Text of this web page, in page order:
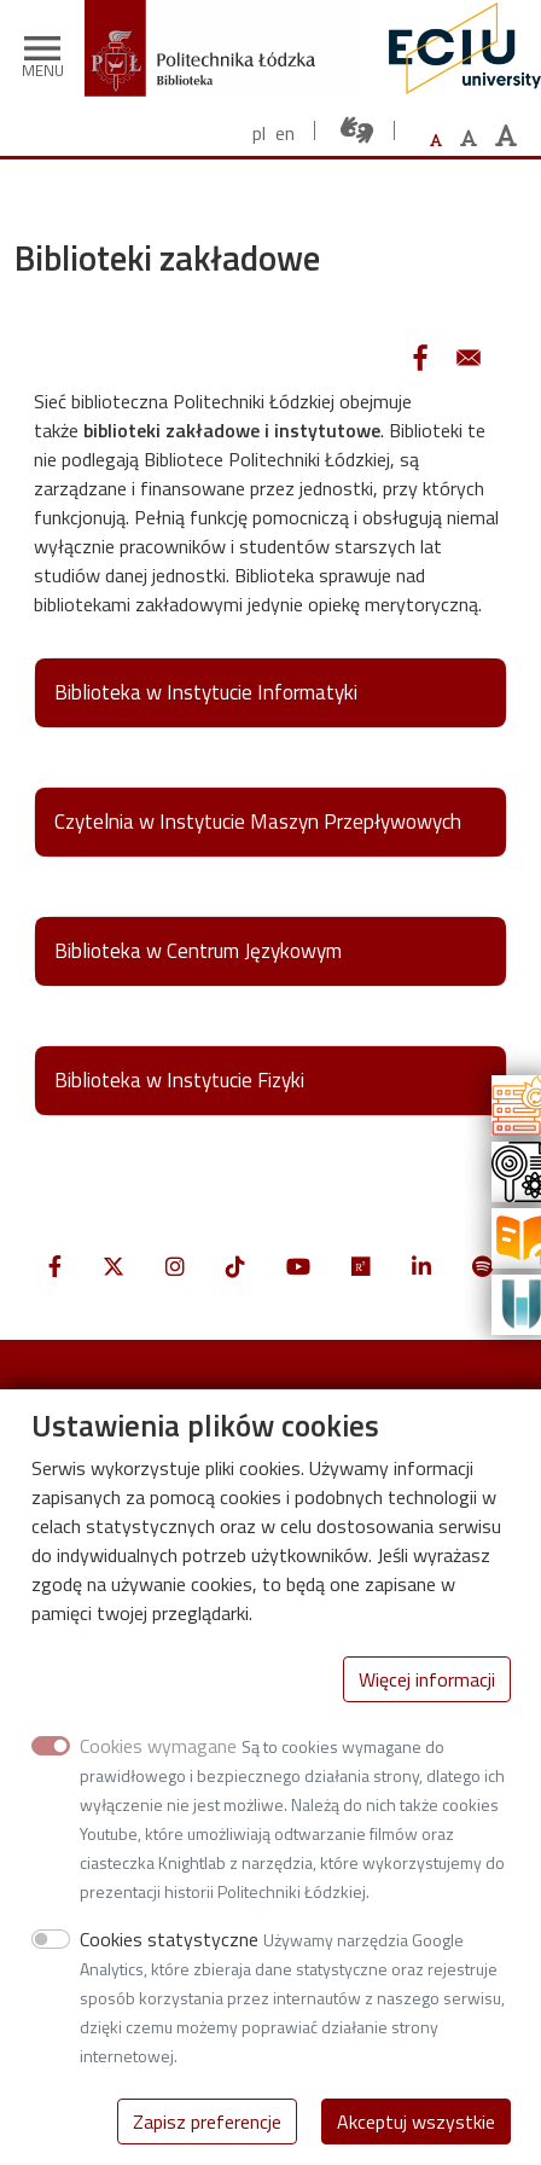
menu
MENU
pl en
Biblioteki zakładowe
Sieć biblioteczna Politechniki Łódzkiej obejmuje
także biblioteki zakładowe i instytutowe. Biblioteki te
nie podlegają Bibliotece Politechniki Łódzkiej, są
zarządzane i finansowane przez jednostki, przy których
funkcjonują. Pełnią funkcję pomocniczą i obsługują niemal
wyłącznie pracowników i studentów starszych lat
studiów danej jednostki. Biblioteka sprawuje nad
bibliotekami zakładowymi jedynie opiekę merytoryczną.
Biblioteka w Instytucie Informatyki
Łódź, ul. Wólczańska 219/223
42 631 27 96 (wewn. 31)
Opiekun:Jolanta Małek
Czytelnia w Instytucie Maszyn Przepływowych
217, 90-924 Łódź, ul. Wólczańska 219/223
42 631 23 52
Opiekun:Anna Słota
Biblioteka w Centrum Językowym
Politechniki 12
42 631 28 10
Biblioteka w Instytucie Fizyki
Biblioteka Politechniki Łódzkiej
ul. Wólczańska 223, 93-005 Łódź
tel. 42 631 20 73
e-mailoou@lib.p.lodz.pl
Stopka
Biblioteka cyfrowa CYBRA
Dla bibliotekarzy
Identyfikacja wizualna
Kalendarium
Polityka prywatności
Deklaracja dostępności
© 2026Politechnika Łódzka
Ustawienia plików cookies
Serwis wykorzystuje pliki cookies. Używamy informacji
zapisanych za pomocą cookies i podobnych technologii w
celach statystycznych oraz w celu dostosowania serwisu
do indywidualnych potrzeb użytkowników. Jeśli wyrażasz
zgodę na używanie cookies, to będą one zapisane w
pamięci twojej przeglądarki.
Więcej informacji
Cookies wymagane Są to cookies wymagane do
prawidłowego i bezpiecznego działania strony, dlatego ich
wyłączenie nie jest możliwe. Należą do nich także cookies
Youtube, które umożliwiają odtwarzanie filmów oraz
ciasteczka Knightlab z narzędzia, które wykorzystujemy do
prezentacji historii Politechniki Łódzkiej.
Cookies statystyczne Używamy narzędzia Google
Analytics, które zbieraja dane statystyczne oraz rejestruje
sposób korzystania przez internautów z naszego serwisu,
dzięki czemu możemy poprawiać działanie strony
internetowej.
Zapisz preferencje Akceptuj wszystkie